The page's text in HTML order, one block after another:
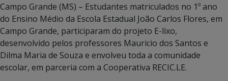
Campo Grande (MS) – Estudantes matriculados no 1º ano
do Ensino Médio da Escola Estadual João Carlos Flores, em
Campo Grande, participaram do projeto E-lixo,
desenvolvido pelos professores Mauricio dos Santos e
Dilma Maria de Souza e envolveu toda a comunidade
escolar, em parceria com a Cooperativa RECIC.LE.